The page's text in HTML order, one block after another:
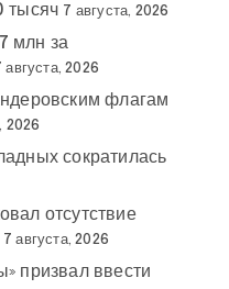
тысяч 7 августа, 2026
млн за
августа, 2026
флагам
2026
сократилась
отсутствие
7 августа, 2026
призвал ввести